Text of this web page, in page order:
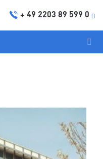
+ 49 2203 89 599 0